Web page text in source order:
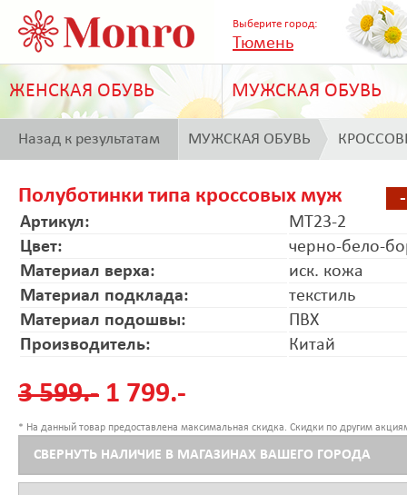
Выберите город:
Тюмень
ЖЕНСКАЯ ОБУВЬ МУЖСКАЯ ОБУВЬ
Назад к результатам МУЖСКАЯ ОБУВЬ
Полуботинки типа кроссовых муж
Артикул:
MT23-2
Цвет:
черно-бело-
Материал верха:
иск. кожа
Материал подклада:
текстиль
Материал подошвы:
ПВХ
Производитель:
Китай
3 599.- 1 799.-
* На данный товар предоставлена максимальная скидка. Скидки по другим
СВЕРНУТЬ НАЛИЧИЕ В МАГАЗИНАХ ВАШЕГО ГОРОДА